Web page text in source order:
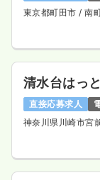
東京都町田市/ 南
清水台はっ
直接応募求人
神奈川県川崎市宮